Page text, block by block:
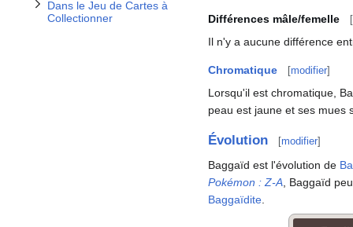
Dans le Jeu de Cartes à
Collectionner
Différences mâle/femelle [
Il n'y a aucune différence
Chromatique [modifier]
Lorsqu'il est chromatique,
peau est jaune et ses mues
Évolution [modifier]
Baggaïd est l'évolution de
Pokémon : Z-A , Baggaïd
Baggaïdite